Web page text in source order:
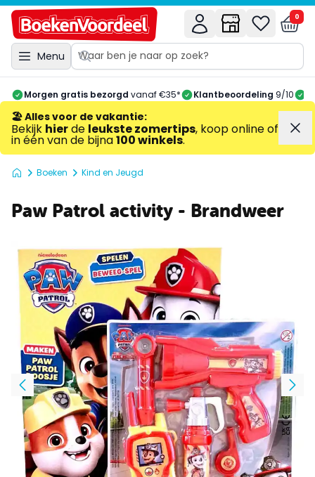
Menu
0
Morgen gratis bezorgd vanaf €35* Klantbeoordeling 9/10
🏖️ Alles voor de vakantie:
Bekijk hierde leukste zomertips, koop online of
in één van de bijna100 winkels.
Boeken Kind en Jeugd
Paw Patrol activity - Brandweer